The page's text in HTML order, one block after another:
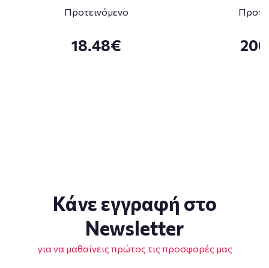
Προτεινόμενο
18.48€
Κάνε εγγραφή στο
Newsletter
για να μαθαίνεις πρώτος τις προσφορές μας